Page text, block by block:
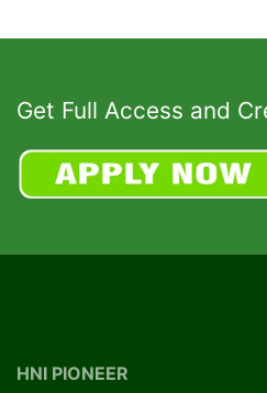
Get Full Access and
HNI PIONEER